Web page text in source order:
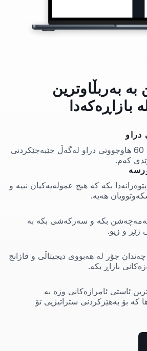
بەربڵاوترین
بازاڕەکەدا
دراو
دەستگەیشتن بە 60 هاوجووتی دراو لەگەڵ جێبەجێکردنی
کەم.
بکە کە هیچ عمولەیەکیان نییە و
هەیە.
بکە و سەرکەشی بکە بە
زێڕ و زیو.
چەندان جۆر لە هەبووی دیجیتاڵی و قازانج
بازاڕ بکە.
ئاستی ئامرازەکانی وزە بە
کە بۆ بەهێزکردنی ستراتیژیی تۆ